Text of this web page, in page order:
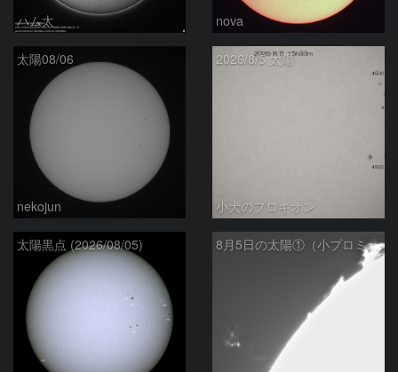
ハム太 nova
太陽08/06
nekojun
2026/8/5 太陽
小犬のプロキオン
太陽黒点 (2026/08/05) 8月5日の太陽①（小プロミネン噴出 ）